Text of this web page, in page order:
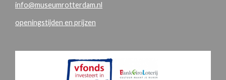
info@museumrotterdam.nl
openingstijden en prijzen